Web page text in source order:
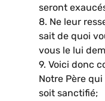
seront
8. Ne leur
sait de quoi
vous le lui
9. Voici donc
Notre Père
soit sanctifié;